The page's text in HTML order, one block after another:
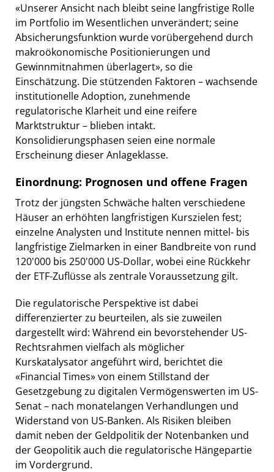
«Unserer Ansicht nach bleibt seine langfristige Rolle
im Portfolio im Wesentlichen unverändert; seine
Absicherungsfunktion wurde vorübergehend durch
makroökonomische Positionierungen und
Gewinnmitnahmen überlagert», so die
Einschätzung. Die stützenden Faktoren – wachsende
institutionelle Adoption, zunehmende
regulatorische Klarheit und eine reifere
Marktstruktur – blieben intakt.
Konsolidierungsphasen seien eine normale
Erscheinung dieser Anlageklasse.
Einordnung: Prognosen und offene Fragen
Trotz der jüngsten Schwäche halten verschiedene
Häuser an erhöhten langfristigen Kurszielen fest;
einzelne Analysten und Institute nennen mittel- bis
langfristige Zielmarken in einer Bandbreite von rund
120'000 bis 250'000 US-Dollar, wobei eine Rückkehr
der ETF-Zuflüsse als zentrale Voraussetzung gilt.
Die regulatorische Perspektive ist dabei
differenzierter zu beurteilen, als sie zuweilen
dargestellt wird: Während ein bevorstehender US-
Rechtsrahmen vielfach als möglicher
Kurskatalysator angeführt wird, berichtet die
«Financial Times» von einem Stillstand der
Gesetzgebung zu digitalen Vermögenswerten im US-
Senat – nach monatelangen Verhandlungen und
Widerstand von US-Banken. Als Risiken bleiben
damit neben der Geldpolitik der Notenbanken und
der Geopolitik auch die regulatorische Hängepartie
im Vordergrund.